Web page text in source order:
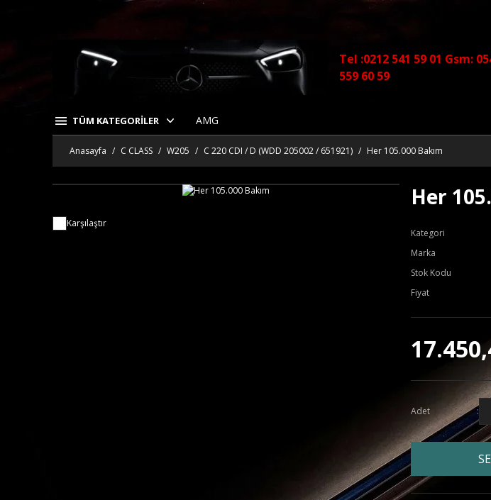
Tel :0212 541 59 01 Gsm:
559 60 59
TÜM KATEGORİLER AMG
Anasayfa C CLASS W205 C 220 CDI / D (WDD 205002 / 651921) Her 105.000 Bakım
Karşılaştır
Her
Kategori
Marka
Stok Kodu
Fiyat
Adet